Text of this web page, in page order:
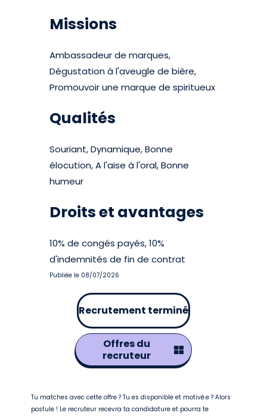
Missions
Ambassadeur de marques,
Dégustation à l'aveugle de bière,
Promouvoir une marque de spiritueux
Qualités
Souriant, Dynamique, Bonne
élocution, A l'aise à l'oral, Bonne
humeur
Droits et avantages
10% de congés payés, 10%
d'indemnités de fin de contrat
Publiée le 08/07/2026
Recrutement terminé
Offres du
recruteur
Tu matches avec cette offre ? Tu es disponible et motivé.e ? Alors
postule ! Le recruteur recevra ta candidature et pourra te